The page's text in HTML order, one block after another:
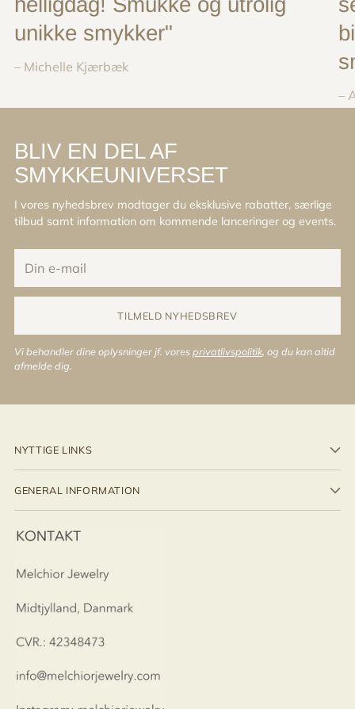
unikke smykker"
– Michelle Kjærbæk
–
BLIV EN DEL AF
SMYKKEUNIVERSET
I vores nyhedsbrev modtager du eksklusive rabatter, særlige
tilbud samt information om kommende lanceringer og events.
e-
mail
TILMELD NYHEDSBREV
Vi behandler dine oplysninger jf. voresprivatlivspolitik , og du kan altid
afmelde dig.
NYTTIGE LINKS
GENERAL INFORMATION